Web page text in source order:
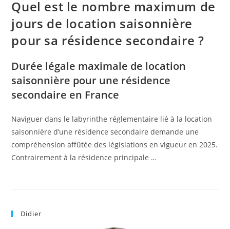
Quel est le nombre maximum de
jours de location saisonnière
pour sa résidence secondaire ?
Durée légale maximale de location
saisonnière pour une résidence
secondaire en France
Naviguer dans le labyrinthe réglementaire lié à la location
saisonnière d’une résidence secondaire demande une
compréhension affûtée des législations en vigueur en 2025.
Contrairement à la résidence principale …
Didier